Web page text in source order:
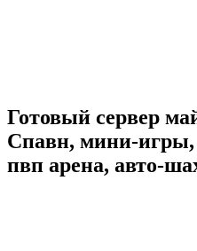
Готовый сервер
Спавн, мини-игры,
пвп арена, авто-